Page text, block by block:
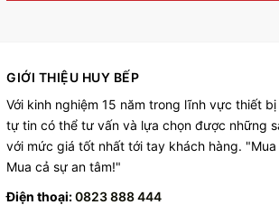
GIỚI THIỆU HUY BẾP
Với kinh nghiệm 15 năm trong lĩnh vực thiết
tự tin có thể tư vấn và lựa chọn được những
với mức giá tốt nhất tới tay khách hàng. "Mua
Mua cả sự an tâm!"
Điện thoại:0823 888 444